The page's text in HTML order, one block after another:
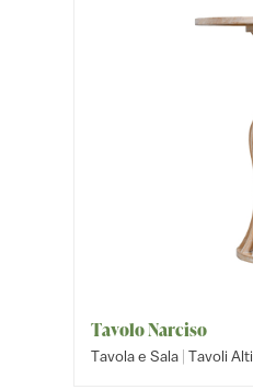
Tavolo Narciso
Tavola e Sala | Tavoli Alti